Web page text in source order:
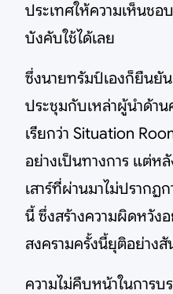
ประเทศให้ความเห็นชอ
บังคับใช้ได้เลย
ซึ่งนายทรัมป์เองก็ยืนยัน
ประชุมกับเหล่าผู้นำด้า
เรียกว่า Situation
อย่างเป็นทางการ แต่ห
เสาร์ที่ผ่านมาไม่ปรากฏ
นี้ ซึ่งสร้างความผิดหวัง
สงครามครั้งนี้ยุติอย่างสั
ความไม่คืบหน้าในการบ